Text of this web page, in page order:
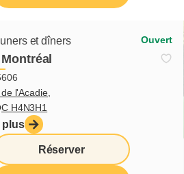
et dîners Ouvert
l'Acadie,
H4N3H1
plus
Réserver
août 2021